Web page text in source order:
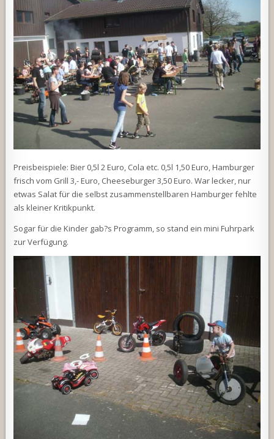
Preisbeispiele: Bier 0,5l 2 Euro, Cola etc. 0,5l 1,50 Euro, Hamburger
frisch vom Grill 3,- Euro, Cheeseburger 3,50 Euro. War lecker, nur
etwas Salat für die selbst zusammenstellbaren Hamburger fehlte
als kleiner Kritikpunkt.
Sogar für die Kinder gab?s Programm, so stand ein mini Fuhrpark
zur Verfügung.